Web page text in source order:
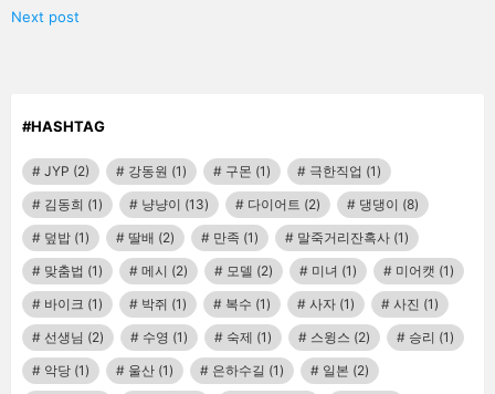
Next post
#HASHTAG
JYP (2) 강동원 (1) 구몬 (1) 극한직업 (1)
김동희 (1) 냥냥이 (13) 다이어트 (2) 댕댕이 (8)
덮밥 (1) 딸배 (2) 만족 (1) 말죽거리잔혹사 (1)
맞춤법 (1) 메시 (2) 모델 (2) 미녀 (1) 미어캣 (1)
바이크 (1) 박쥐 (1) 복수 (1) 사자 (1) 사진 (1)
선생님 (2) 수영 (1) 숙제 (1) 스윙스 (2) 승리 (1)
악당 (1) 울산 (1) 은하수길 (1) 일본 (2)